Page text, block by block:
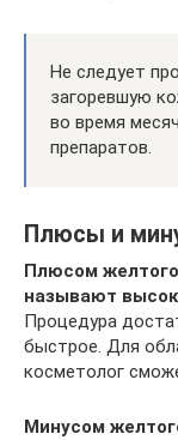
Не следует
загоревшую
во время
препаратов.
Плюсы и
Плюсом
называют
Процедура
быстрое. Для
косметолог
Минусом